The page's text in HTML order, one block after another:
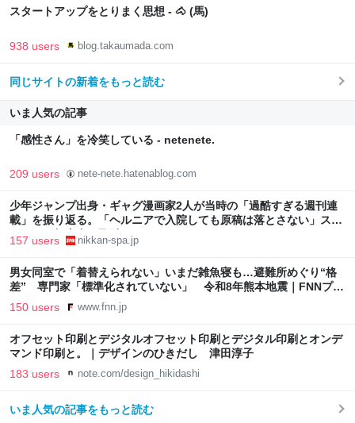
スタートアップをとりまく思想 - 🐴 (馬)
938 users blog.takaumada.com
同じサイトの新着をもっと読む
いま人気の記事
「感性さん」を冷笑している - netenete.
209 users nete-nete.hatenablog.com
少年ジャンプ出身・ギャグ漫画家2人が当時の「過酷すぎる週刊連
載」を振り返る。「ヘルニアで入院しても原稿は落とさない」スト
イックな舞台裏 | 日刊SPA!
157 users nikkan-spa.jp
男女同室で「着替えられない」いまだ雑魚寝も…避難所めぐり“格
差” 専門家「標準化されていない」 令和8年熊本地震｜FNNプラ
イムオンライン
150 users www.fnn.jp
オフセット印刷とデジタルオフセット印刷とデジタル印刷とオンデ
マンド印刷と。｜デザインのひきだし 津田淳子
183 users note.com/design_hikidashi
いま人気の記事をもっと読む